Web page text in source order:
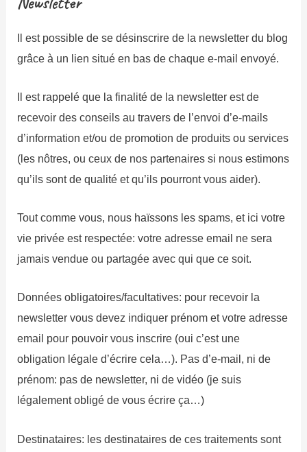
Il est possible de se désinscrire de la newsletter du blog
grâce à un lien situé en bas de chaque e-mail envoyé.
Il est rappelé que la finalité de la newsletter est de
recevoir des conseils au travers de l’envoi d’e-mails
d’information et/ou de promotion de produits ou services
(les nôtres, ou ceux de nos partenaires si nous estimons
qu’ils sont de qualité et qu’ils pourront vous aider).
Tout comme vous, nous haïssons les spams, et ici votre
vie privée est respectée: votre adresse email ne sera
jamais vendue ou partagée avec qui que ce soit.
Données obligatoires/facultatives: pour recevoir la
newsletter vous devez indiquer prénom et votre adresse
email pour pouvoir vous inscrire (oui c’est une
obligation légale d’écrire cela…). Pas d’e-mail, ni de
prénom: pas de newsletter, ni de vidéo (je suis
légalement obligé de vous écrire ça…)
Destinataires: les destinataires de ces traitements sont